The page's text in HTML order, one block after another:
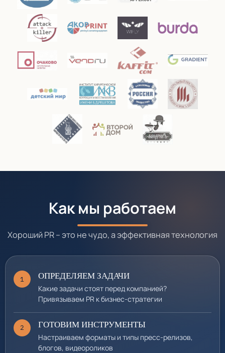
ИД «Положевец и партнеры»
ИКС-Медиа
Компьютерра
«Мобильные телеĸоммуниĸации»
портал «Банки сегодня»
портал «Деловая Мосĸва»
Как мы работаем
Хороший PR – это не чудо, а эффективная технология
1 ОПРЕДЕЛЯЕМ ЗАДАЧИ
Какие задачи стоят перед компанией?
Привязываем PR к бизнес-стратегии
2 ГОТОВИМ ИНСТРУМЕНТЫ
Настраиваем форматы и типы пресс-релизов,
блогов, видеороликов